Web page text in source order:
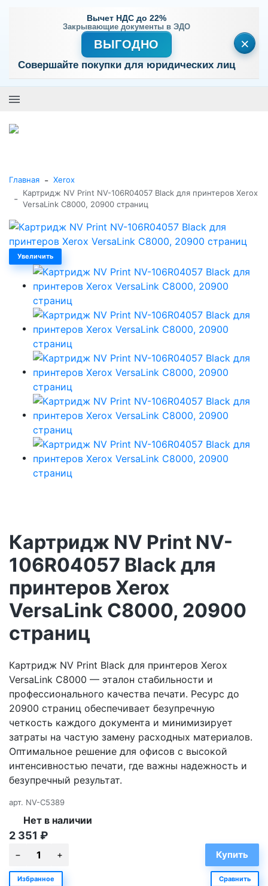
Вычет НДС до 22%
Закрывающие документы в ЭДО
ВЫГОДНО
Совершайте покупки для юридических лиц
×
Главная - Xerox
-
Картридж NV Print NV-106R04057 Black для принтеров Xerox
VersaLink C8000, 20900 страниц
Увеличить
Картридж NV Print NV-
106R04057 Black для
принтеров Xerox
VersaLink C8000, 20900
страниц
Картридж NV Print Black для принтеров Xerox
VersaLink C8000 — эталон стабильности и
профессионального качества печати. Ресурс до
20900 страниц обеспечивает безупречную
четкость каждого документа и минимизирует
затраты на частую замену расходных материалов.
Оптимальное решение для офисов с высокой
интенсивностью печати, где важны надежность и
безупречный результат.
арт. NV-C5389
Нет в наличии
2 351 ₽
Избранное Сравнить